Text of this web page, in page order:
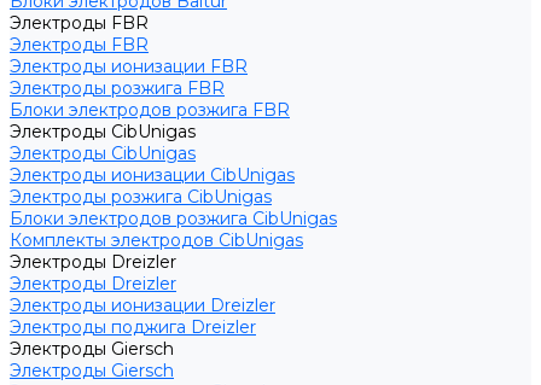
Электроды FBR
Электроды FBR
Электроды ионизации FBR
Электроды розжига FBR
Блоки электродов розжига FBR
Электроды CibUnigas
Электроды CibUnigas
Электроды ионизации CibUnigas
Электроды розжига CibUnigas
Блоки электродов розжига CibUnigas
Комплекты электродов CibUnigas
Электроды Dreizler
Электроды Dreizler
Электроды ионизации Dreizler
Электроды поджига Dreizler
Электроды Giersch
Электроды Giersch